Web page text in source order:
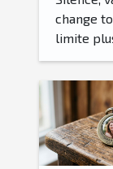
change
limite plus